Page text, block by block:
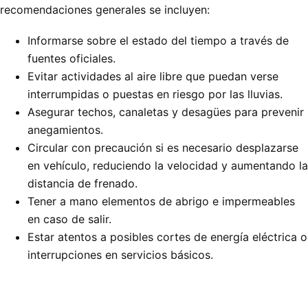
recomendaciones generales se incluyen:
Informarse sobre el estado del tiempo a través de
fuentes oficiales.
Evitar actividades al aire libre que puedan verse
interrumpidas o puestas en riesgo por las lluvias.
Asegurar techos, canaletas y desagües para prevenir
anegamientos.
Circular con precaución si es necesario desplazarse
en vehículo, reduciendo la velocidad y aumentando la
distancia de frenado.
Tener a mano elementos de abrigo e impermeables
en caso de salir.
Estar atentos a posibles cortes de energía eléctrica o
interrupciones en servicios básicos.